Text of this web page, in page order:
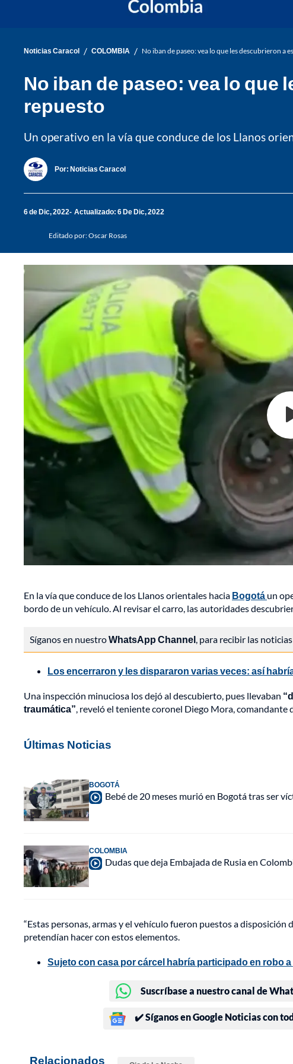
Noticias Caracol / COLOMBIA / No iban de paseo: vea lo que les descubrieron a
No iban de paseo: vea lo que
repuesto
Un operativo en la vía que conduce de los Llanos
Por: Noticias Caracol
6 de Dic, 2022 Actualizado: 6 De Dic, 2022
Editado por:Oscar Rosas
En la vía que conduce de los Llanos orientales hacia Bogotá un
bordo de un vehículo. Al revisar el carro, las autoridades
Síganos en nuestroWhatsApp Channel, para recibir las
Los encerraron y les dispararon varias veces: así
Una inspección minuciosa los dejó al descubierto, pues llevaban
traumática”, reveló el teniente coronel Diego Mora, comandante
Últimas Noticias
BOGOTÁ
Bebé de 20 meses murió en Bogotá tras ser
COLOMBIA
Dudas que deja Embajada de Rusia en
“Estas personas, armas y el vehículo fueron puestos a disposición
pretendían hacer con estos elementos.
Sujeto con casa por cárcel habría participado en robo
Suscríbase a nuestro canal de
✔️ Síganos en Google Noticias con
Relacionados